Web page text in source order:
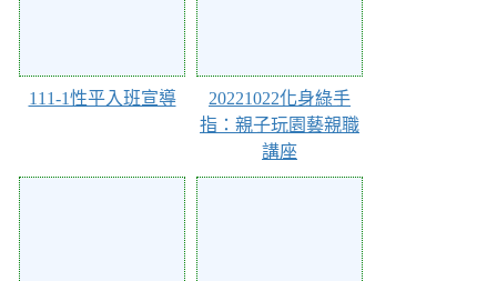
111-1性平入班宣導
20221022化身綠手
指：親子玩園藝親職
講座